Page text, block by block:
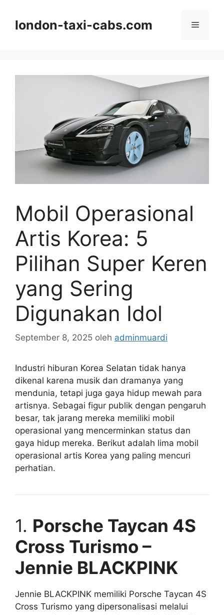
london-taxi-cabs.com Menu
Mobil Operasional
Artis Korea: 5
Pilihan Super Keren
yang Sering
Digunakan Idol
September 8, 2025 oleh adminmuardi
Industri hiburan Korea Selatan tidak hanya
dikenal karena musik dan dramanya yang
mendunia, tetapi juga gaya hidup mewah para
artisnya. Sebagai figur publik dengan pengaruh
besar, tak jarang mereka memiliki mobil
operasional yang mencerminkan status dan
gaya hidup mereka. Berikut adalah lima mobil
operasional artis Korea yang paling mencuri
perhatian.
1. Porsche Taycan 4S
Cross Turismo –
Jennie BLACKPINK
Jennie BLACKPINK memiliki Porsche Taycan 4S
Cross Turismo yang dipersonalisasi melalui